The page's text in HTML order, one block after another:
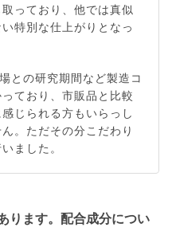
っており、他では真似
特別な仕上がりとなっ
との研究期間など製造コ
ており、市販品と比較
じられる方もいらっし
。ただその分こだわり
ました。
ります。配合成分につい